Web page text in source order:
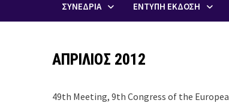
ΣΥΝΕΔΡΙΑ ΕΝΤΥΠΗ ΕΚΔΟΣΗ
ΑΠΡΙΛΙΟΣ 2012
49th Meeting, 9th Congress of the